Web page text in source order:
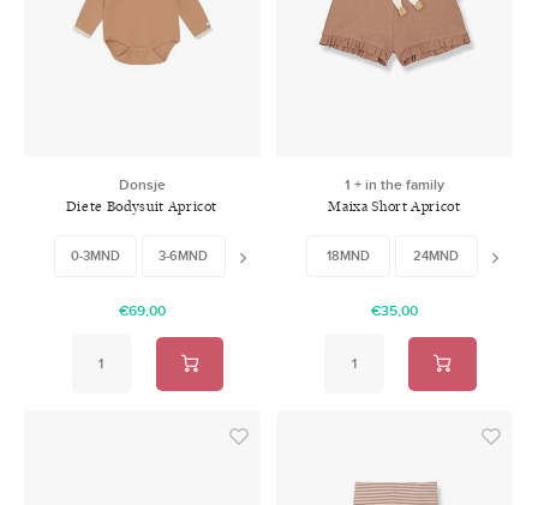
Donsje
Diete Bodysuit Apricot
0-3MND 3-6MND 12-18MND 18-24MND
€69,00
1 + in the family
Maixa Short Apricot
18MND 24MND
€35,00